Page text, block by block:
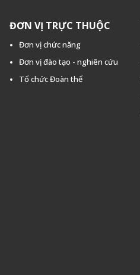
ĐƠN VỊ TRỰC THUỘC
Đơn vị chức năng
Đơn vị đào tạo - nghiên cứu
Tổ chức Đoàn thể